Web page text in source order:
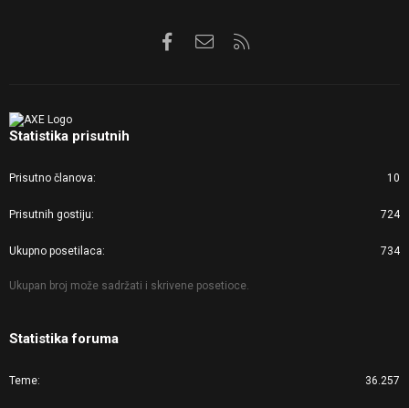
FacebookKontaktirajte nas
Statistika prisutnih
Prisutno članova 10
Prisutnih gostiju 724
Ukupno posetilaca 734
Ukupan broj može sadržati i skrivene posetioce.
Statistika foruma
Teme 36.257